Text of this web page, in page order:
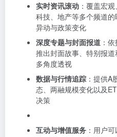
实时资讯滚动 ：覆盖宏
科技、地产等多个频道
异动与政策变化
深度专题与封面报道 ：
推出封面故事、特别报
多角度透视
数据与行情追踪 ：提供A
态、两融规模变化以及
决策
互动与增值服务 ：用户